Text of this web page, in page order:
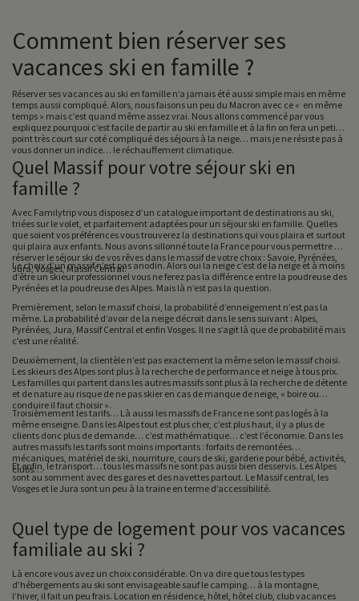
Comment bien réserver ses
vacances ski en famille ?
Réserver ses vacances au ski en famille n’a jamais été aussi simple mais en même
temps aussi compliqué. Alors, nous faisons un peu du Macron avec ce « en même
temps » mais c’est quand même assez vrai. Nous allons commencé par vous
expliquez pourquoi c’est facile de partir au ski en famille et à la fin on fera un petit
point très court sur coté compliqué des séjours à la neige… mais je ne résiste pas à
vous donner un indice… le réchauffement climatique.
Quel Massif pour votre séjour ski en
famille ?
Avec Familytrip vous disposez d’un catalogue important de destinations au ski,
triées sur le volet, et parfaitement adaptées pour un séjour ski en famille. Quelles
que soient vos préférences vous trouverez la destinations qui vous plaira et surtout
qui plaira aux enfants. Nous avons sillonné toute la France pour vous permettre de
réserver le séjour ski de vos rêves dans le massif de votre choix : Savoie, Pyrénées,
Jura, Vosges, Massif Central.
Le choix d’un massif n’est pas anodin. Alors oui la neige c’est de la neige et à moins
d’être un skieur professionnel vous ne ferez pas la différence entre la poudreuse des
Pyrénées et la poudreuse des Alpes. Mais là n’est pas la question.
Premièrement, selon le massif choisi, la probabilité d’enneigement n’est pas la
même. La probabilité d’avoir de la neige décroit dans le sens suivant : Alpes,
Pyrénées, Jura, Massif Central et enfin Vosges. Il ne s’agit là que de probabilité mais
c’est une réalité.
Deuxièmement, la clientèle n’est pas exactement la même selon le massif choisi.
Les skieurs des Alpes sont plus à la recherche de performance et neige à tous prix.
Les familles qui partent dans les autres massifs sont plus à la recherche de détente
et de nature au risque de ne pas skier en cas de manque de neige, « boire ou
conduire il faut choisir ».
Troisièmement les tarifs… Là aussi les massifs de France ne sont pas logés à la
même enseigne. Dans les Alpes tout est plus cher, c’est plus haut, il y a plus de
clients donc plus de demande… c’est mathématique… c’est l’économie. Dans les
autres massifs les tarifs sont moins importants : forfaits de remontées
mécaniques, matériel de ski, nourriture, cours de ski, garderie pour bébé, activités,
clubs…
Et enfin, le transport… tous les massifs ne sont pas aussi bien desservis. Les Alpes
sont au somment avec des gares et des navettes partout. Le Massif central, les
Vosges et le Jura sont un peu à la traine en terme d’accessibilité.
Quel type de logement pour vos vacances
familiale au ski ?
Là encore vous avez un choix considérable. On va dire que tous les types
d’hébergements au ski sont envisageable sauf le camping… à la montagne,
l’hiver, il fait un peu frais. Location en résidence, hôtel, hôtel club, club vacances